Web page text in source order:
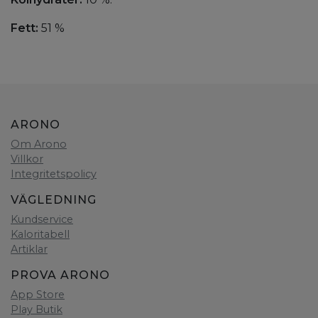
Fett: 51 %
ARONO
Om Arono
Villkor
Integritetspolicy
VÄGLEDNING
Kundservice
Kaloritabell
Artiklar
PROVA ARONO
App Store
Play Butik